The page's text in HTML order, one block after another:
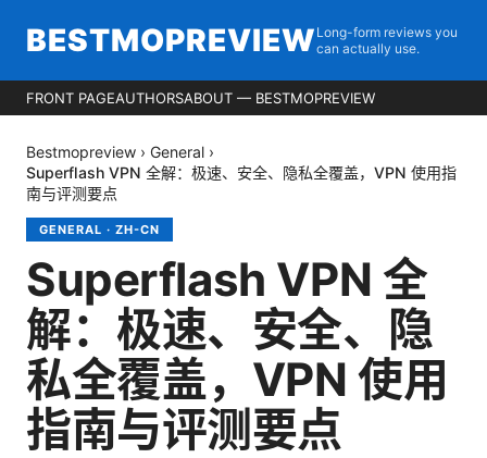
BESTMOPREVIEW Long-form reviews you
can actually use.
FRONT PAGEAUTHORSABOUT — BESTMOPREVIEW
Bestmopreview › General ›
Superflash VPN 全解：极速、安全、隐私全覆盖，VPN 使用指
南与评测要点
GENERAL · ZH-CN
Superflash VPN 全
解：极速、安全、隐
私全覆盖，VPN 使用
指南与评测要点